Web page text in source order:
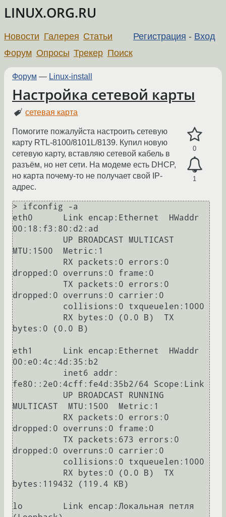
LINUX.ORG.RU
Регистрация - Вход
Новости Галерея Статьи
Форум Опросы Трекер Поиск
Форум — Linux-install
Настройка сетевой карты
сетевая карта
0
1
Помогите пожалуйста настроить сетевую
карту RTL-8100/8101L/8139. Купил новую
сетевую карту, вставляю сетевой кабель в
разъём, но нет сети. На модеме есть DHCP,
но карта почему-то не получает свой IP-
адрес.
> ifconfig -a
eth0      Link encap:Ethernet  HWaddr
00:18:f3:80:d2:ad
MTU:1500  Metric:1
dropped:0 overruns:0 frame:0
dropped:0 overruns:0 carrier:0
bytes:0 (0.0 B)
eth1      Link encap:Ethernet  HWaddr
00:e0:4c:4d:35:b2
fe80::2e0:4cff:fe4d:35b2/64 Scope:Link
MULTICAST  MTU:1500  Metric:1
dropped:0 overruns:0 frame:0
dropped:0 overruns:0 carrier:0
bytes:119432 (119.4 KB)
lo        Link encap:Локальная петля